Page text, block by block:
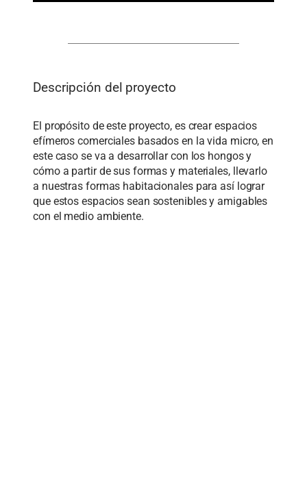
Descripción del proyecto
El propósito de este proyecto, es crear espacios
efímeros comerciales basados en la vida micro, en
este caso se va a desarrollar con los hongos y
cómo a partir de sus formas y materiales, llevarlo
a nuestras formas habitacionales para así lograr
que estos espacios sean sostenibles y amigables
con el medio ambiente.